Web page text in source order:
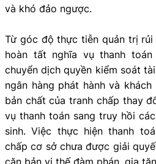
và khó đảo ngược.
Từ góc độ thực tiễn quản trị
hoàn tất nghĩa vụ thanh
chuyển dịch quyền kiểm soát
ngân hàng phát hành và
bản chất của tranh chấp thay
vụ thanh toán sang truy hồi
sinh. Việc thực hiện thanh
chấp cơ sở chưa được giải
căn bản vị thế đàm phán, gia